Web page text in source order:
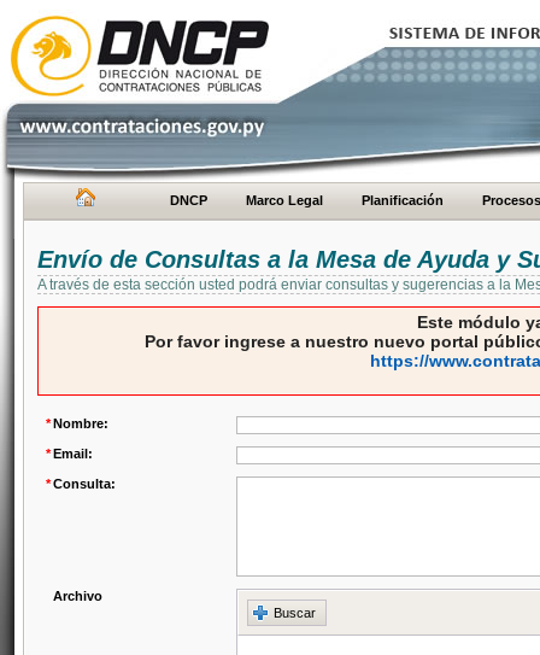
DNCP Marco Legal Planificación Procesos
Envío de Consultas a la Mesa de Ayuda y
A través de esta sección usted podrá enviar consultas y sugerencias a la
Este módulo
Por favor ingrese a nuestro nuevo portal
https://
*Nombre:
*Email:
*Consulta:
Archivo
Buscar